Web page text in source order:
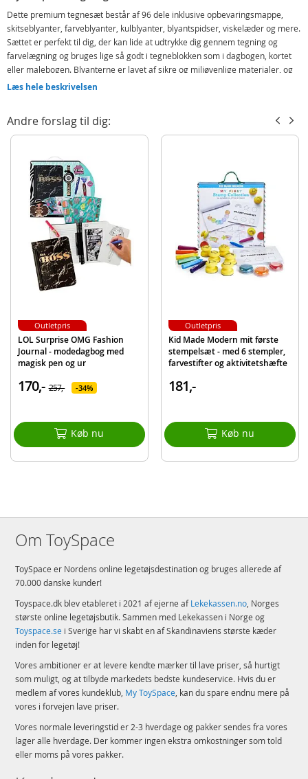
Dette premium tegnesæt består af 96 dele inklusive opbevaringsmappe,
skitseblyanter, farveblyanter, kulblyanter, blyantspidser, viskelæder og mere.
Sættet er perfekt til dig, der kan lide at udtrykke dig gennem tegning og
farvelægning og bruges lige så godt i tegneblokken som i dagbogen, kortet
eller malebogen. Blyanterne er lavet af sikre og miljøvenlige materialer, og
farverne har rige pigmenter, der ikke falmer så let.
72 farveblyanter
12 skitseblyanter
Grafit blyant
3 kulblyanter
3 blandepapir, sandpapir-bit
Viskelæder, blyantspidser
Blyant-udvider
Detaljer:
Mål: 29 x 21,5 x 5 cm (LxBxH)
EAN 8720257109296
Mærke Nassau Fine Art
Læs hele beskrivelsen
Andre forslag til dig:
LOL Surprise OMG Fashion
Journal - modedagbog med
magisk pen og ur
170,- 257,- 34%
Køb nu
Outletpris
Kid Made Modern mit første
stempelsæt - med 6 stempler,
farvestifter og aktivitetshæfte
181,-
Køb nu
Outletpris
Om ToySpace
ToySpace er Nordens online legetøjsdestination og bruges allerede af
70.000 danske kunder!
Toyspace.dk blev etableret i 2021 af ejerne afLekekassen.no, Norges
største online legetøjsbutik. Sammen med Lekekassen i Norge og
Toyspace.se i Sverige har vi skabt en af Skandinaviens største kæder
inden for legetøj!
Vores ambitioner er at levere kendte mærker til lave priser, så hurtigt
som muligt, og at tilbyde markedets bedste kundeservice. Hvis du er
medlem af vores kundeklub, My ToySpace, kan du spare endnu mere på
vores i forvejen lave priser.
Vores normale leveringstid er 2-3 hverdage og pakker sendes fra vores
lager alle hverdage. Der kommer ingen ekstra omkostninger som told
eller moms på vores pakker.